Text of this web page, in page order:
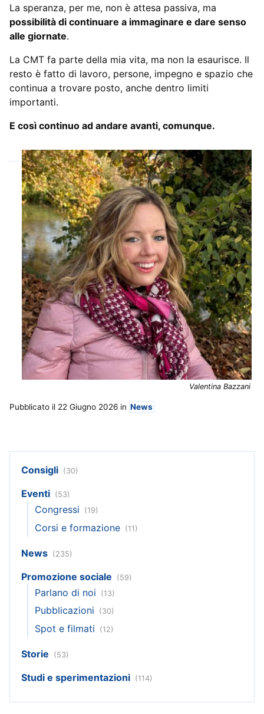
La speranza, per me, non è attesa passiva, ma
possibilità di continuare a immaginare e dare senso
alle giornate.
La CMT fa parte della mia vita, ma non la esaurisce. Il
resto è fatto di lavoro, persone, impegno e spazio che
continua a trovare posto, anche dentro limiti
importanti.
E così continuo ad andare avanti, comunque.
Valentina Bazzani
Pubblicato il 22 Giugno 2026 in News
Consigli (30)
Eventi (53)
Congressi (19)
Corsi e formazione (11)
News (235)
Promozione sociale (59)
Parlano di noi (13)
Pubblicazioni (30)
Spot e filmati (12)
Storie (53)
Studi e sperimentazioni (114)